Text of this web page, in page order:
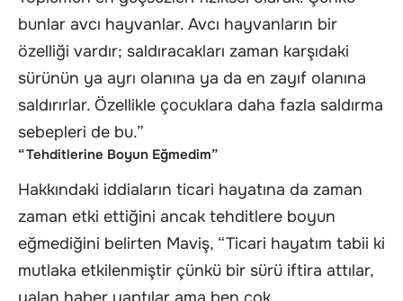
bunlar avcı hayvanlar. Avcı hayvanların bir
özelliği vardır; saldıracakları zaman karşıdaki
sürünün ya ayrı olanına ya da en zayıf olanına
saldırırlar. Özellikle çocuklara daha fazla saldırma
sebepleri de bu.”
“Tehditlerine Boyun Eğmedim”
Hakkındaki iddiaların ticari hayatına da zaman
zaman etki ettiğini ancak tehditlere boyun
eğmediğini belirten Maviş, “Ticari hayatım tabii ki
mutlaka etkilenmiştir çünkü bir sürü iftira attılar,